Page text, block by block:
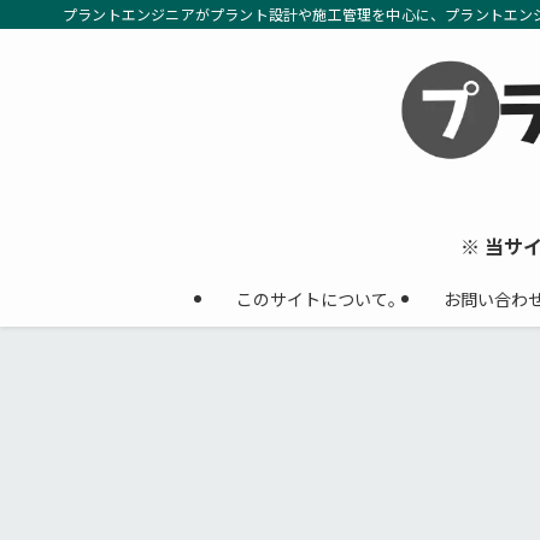
プラントエンジニアがプラント設計や施工管理を中心に、プラントエ
このサイトについて。 お問い合わ
※ 当サ